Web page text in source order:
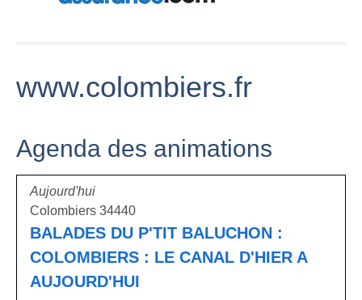
www.colombiers.fr
Agenda des animations
Aujourd'hui
Colombiers 34440
BALADES DU P'TIT BALUCHON :
COLOMBIERS : LE CANAL D'HIER A
AUJOURD'HUI